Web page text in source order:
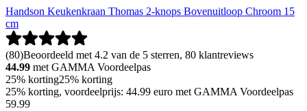
Handson Keukenkraan Thomas 2-knops Bovenuitloop Chroom 15
cm
(80)Beoordeeld met 4.2 van de 5 sterren, 80 klantreviews
44.99 met GAMMA Voordeelpas
25% korting25% korting
25% korting, voordeelprijs: 44.99 euro met GAMMA Voordeelpas
59.99